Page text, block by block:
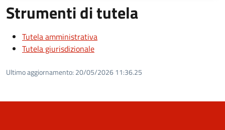
Strumenti di tutela
Tutela amministrativa
Tutela giurisdizionale
Ultimo aggiornamento: 20/05/2026 11:36.25